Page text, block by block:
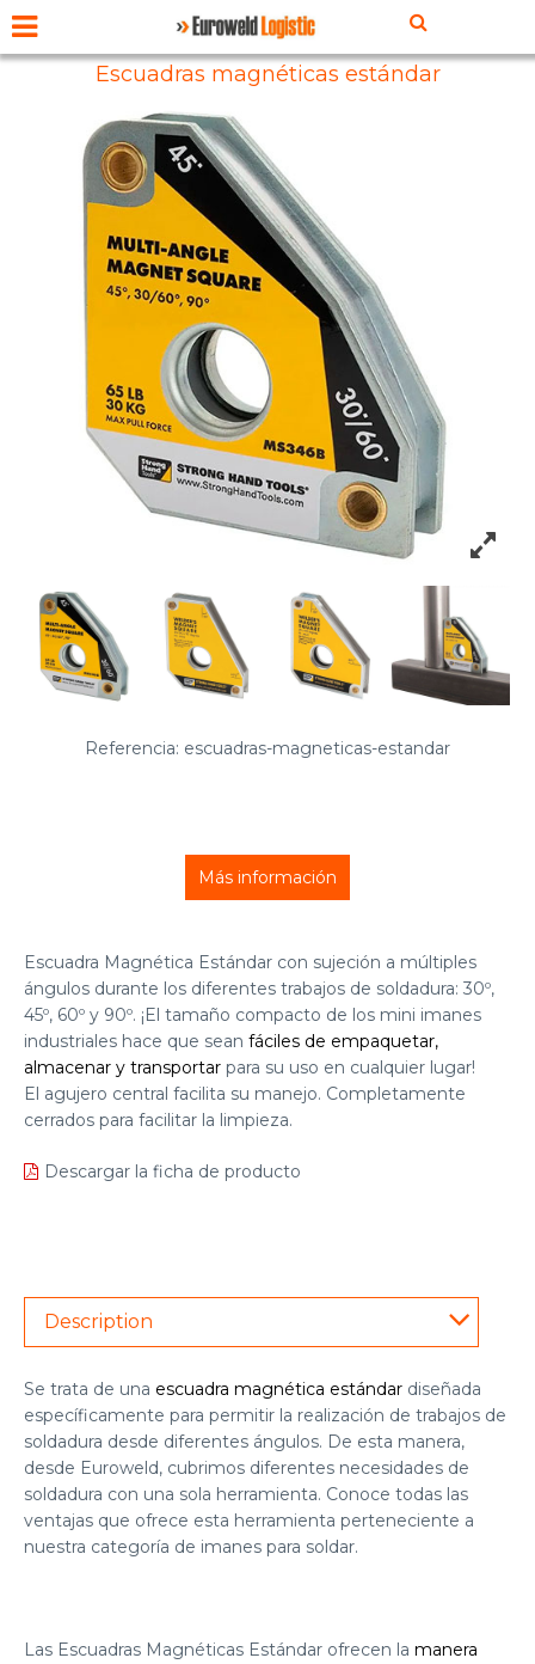
Escuadras magnéticas estándar
Referencia: escuadras-magneticas-estandar
Escuadra Magnética Estándar con sujeción a múltiples
ángulos durante los diferentes trabajos de soldadura: 30º,
45º, 60º y 90º. ¡El tamaño compacto de los mini imanes
industriales hace que sean fáciles de empaquetar,
almacenar y transportar para su uso en cualquier lugar!
El agujero central facilita su manejo. Completamente
cerrados para facilitar la limpieza.
Descargar la ficha de producto
Más información
Description
Se trata de una escuadra magnética estándar diseñada
específicamente para permitir la realización de trabajos de
soldadura desde diferentes ángulos. De esta manera,
desde Euroweld, cubrimos diferentes necesidades de
soldadura con una sola herramienta. Conoce todas las
ventajas que ofrece esta herramienta perteneciente a
nuestra categoría de imanes para soldar.
Las Escuadras Magnéticas Estándar ofrecen la manera